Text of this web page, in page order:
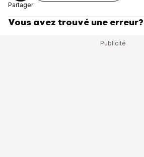
Partager
Vous avez trouvé une erreur?